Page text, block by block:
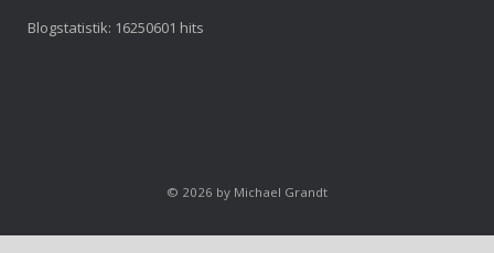
Blogstatistik: 16250601 hits
© 2026 by Michael Grandt